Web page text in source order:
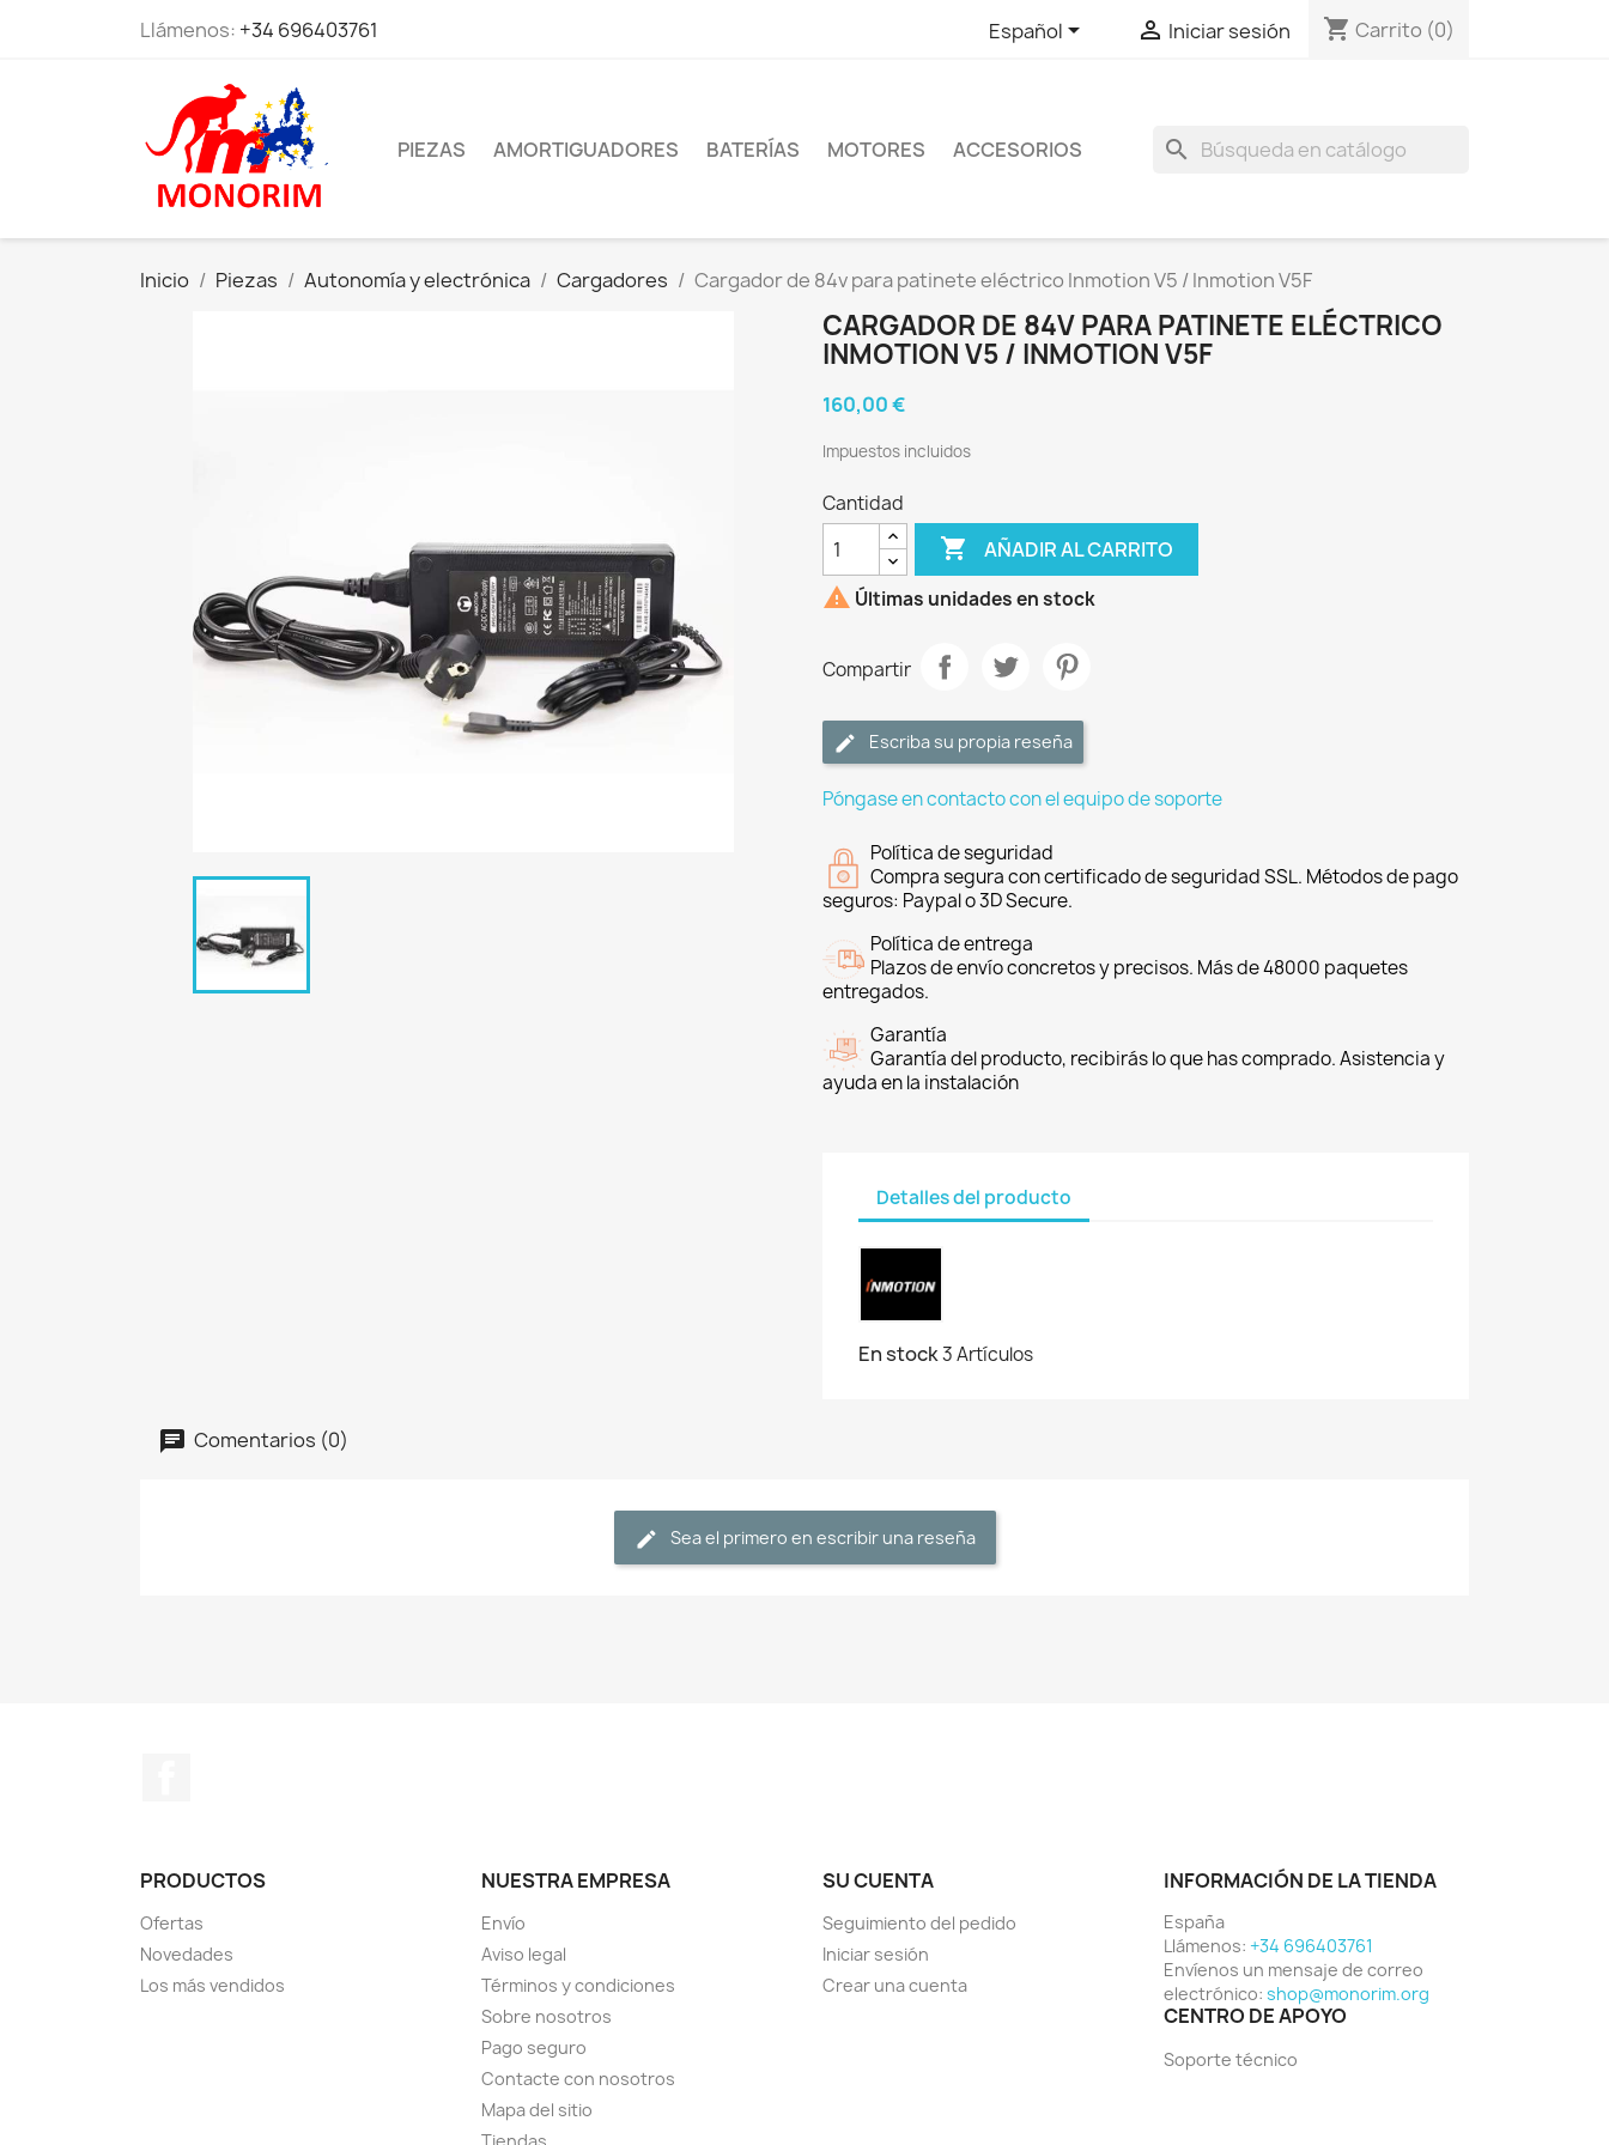
Llámenos: +34 696403761 Español  Iniciar sesión shopping_cart Carrito (0)
PIEZAS AMORTIGUADORES BATERÍAS MOTORES ACCESORIOS search
Inicio Piezas Autonomía y electrónica Cargadores Cargador de 84v para patinete eléctrico Inmotion V5 / Inmotion V5F
CARGADOR DE 84V PARA PATINETE ELÉCTRICO
INMOTION V5 / INMOTION V5F
160,00 €
Impuestos incluidos
Cantidad
 AÑADIR AL CARRITO
 Últimas unidades en stock
Compartir
Escriba su propia reseña
Póngase en contacto con el equipo de soporte
Política de seguridad
Compra segura con certificado de seguridad SSL. Métodos de pago
seguros: Paypal o 3D Secure.
Política de entrega
Plazos de envío concretos y precisos. Más de 48000 paquetes
entregados.
Garantía
Garantía del producto, recibirás lo que has comprado. Asistencia y
ayuda en la instalación
Detalles del producto
En stock3 Artículos
Comentarios (0)
Sea el primero en escribir una reseña
PRODUCTOS
Ofertas
Novedades
Los más vendidos
NUESTRA EMPRESA
Envío
Aviso legal
Términos y condiciones
Sobre nosotros
Pago seguro
Contacte con nosotros
Mapa del sitio
SU CUENTA
Seguimiento del pedido
Iniciar sesión
Crear una cuenta
INFORMACIÓN DE LA TIENDA
España
Llámenos: +34 696403761
Envíenos un mensaje de correo
electrónico: shop@monorim.org
CENTRO DE APOYO
Soporte técnico